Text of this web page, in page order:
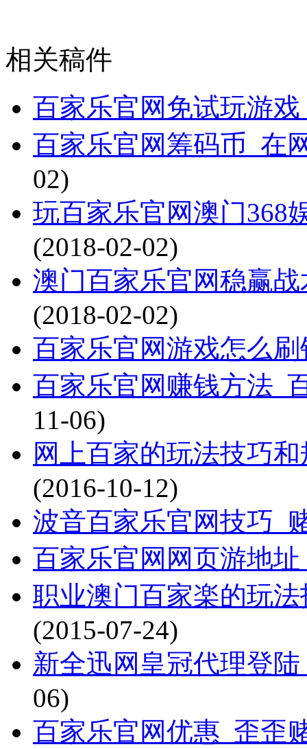
相关稿件
百家乐官网免试玩游戏
百家乐官网筹码币_在
02)
玩百家乐官网澳门368
(2018-02-02)
澳门百家乐官网稳赢
(2018-02-02)
百家乐官网游戏怎么
百家乐官网赚钱方法_
11-06)
网上百家的玩法技巧
(2016-10-12)
波音百家乐官网技巧_
百家乐官网网页游地
职业澳门百家楽的玩
(2015-07-24)
新全迅网皇冠代理登
06)
百家乐官网优惠_歪歪